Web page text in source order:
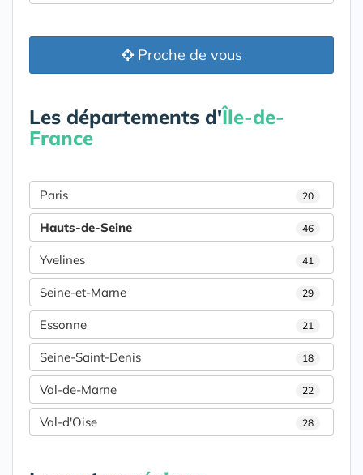
Proche de vous
Les départements d'Île-de-
France
Paris 20
Hauts-de-Seine 46
Yvelines 41
Seine-et-Marne 29
Essonne 21
Seine-Saint-Denis 18
Val-de-Marne 22
Val-d'Oise 28